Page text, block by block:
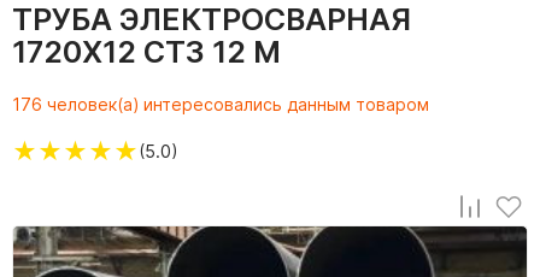
ТРУБА ЭЛЕКТРОСВАРНАЯ
1720Х12 СТ3 12 М
176 человек(а) интересовались данным товаром
★★★★★(5.0)